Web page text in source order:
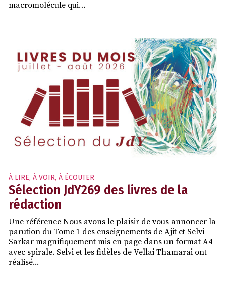
macromolécule qui…
À LIRE, À VOIR, À ÉCOUTER
Sélection JdY269 des livres de la
rédaction
Une référence Nous avons le plaisir de vous annoncer la
parution du Tome 1 des enseignements de Ajit et Selvi
Sarkar magnifiquement mis en page dans un format A4
avec spirale. Selvi et les fidèles de Vellai Thamarai ont
réalisé...